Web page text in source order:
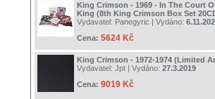
King Crimson - 1969 - In The Court
King (8th King Crimson Box Set
Vydavatel: Panegyric | Vydáno:
Cena: 5624 Kč
King Crimson - 1972-1974 (Limited
Vydavatel: Jpt | Vydáno: 27.3.2019
Cena: 9019 Kč